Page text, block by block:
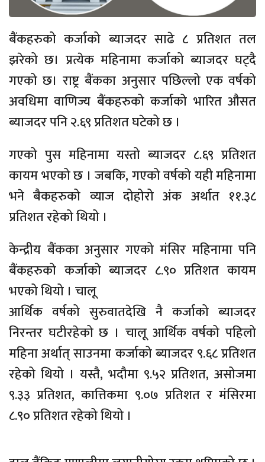
बैंकहरुको कर्जाको ब्याजदर साढे ८ प्रतिशत तल
झरेको छ। प्रत्येक महिनामा कर्जाको ब्याजदर घट्दै
गएको छ। राष्ट्र बैंकका अनुसार पछिल्लो एक वर्षको
अवधिमा वाणिज्य बैंकहरुको कर्जाको भारित औसत
ब्याजदर पनि २.६९ प्रतिशत घटेको छ ।
गएको पुस महिनामा यस्तो ब्याजदर ८.६९ प्रतिशत
कायम भएको छ । जबकि, गएको वर्षको यही महिनामा
भने बैकहरुको व्याज दोहोरो अंक अर्थात ११.३८
प्रतिशत रहेको थियो ।
केन्द्रीय बैंकका अनुसार गएको मंसिर महिनामा पनि
बैंकहरुको कर्जाको ब्याजदर ८.९० प्रतिशत कायम
भएको थियो । चालू
आर्थिक वर्षको सुरुवातदेखि नै कर्जाको ब्याजदर
निरन्तर घटीरहेको छ । चालू आर्थिक वर्षको पहिलो
महिना अर्थात् साउनमा कर्जाको ब्याजदर ९.६८ प्रतिशत
रहेको थियो । यस्तै, भदौमा ९.५२ प्रतिशत, असोजमा
९.३३ प्रतिशत, कात्तिकमा ९.०७ प्रतिशत र मंसिरमा
८.९० प्रतिशत रहेको थियो ।